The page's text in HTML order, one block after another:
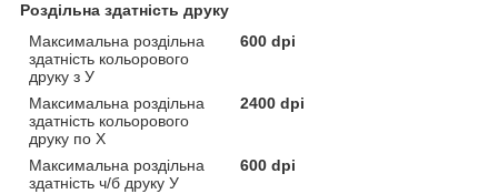
Роздільна здатність друку
Максимальна роздільна
здатність кольорового
друку з У
600 dpi
Максимальна роздільна
здатність кольорового
друку по Х
2400 dpi
Максимальна роздільна
здатність ч/б друку У
600 dpi